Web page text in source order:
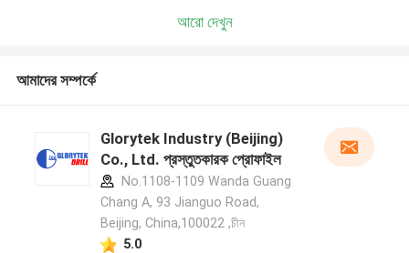
আরো দেখুন
আমাদের সম্পর্কে
Glorytek Industry (Beijing)
Co., Ltd. প্রস্তুতকারক প্রোফাইল
No.1108-1109 Wanda Guang
Chang A, 93 Jianguo Road,
Beijing, China,100022 ,চীন
5.0